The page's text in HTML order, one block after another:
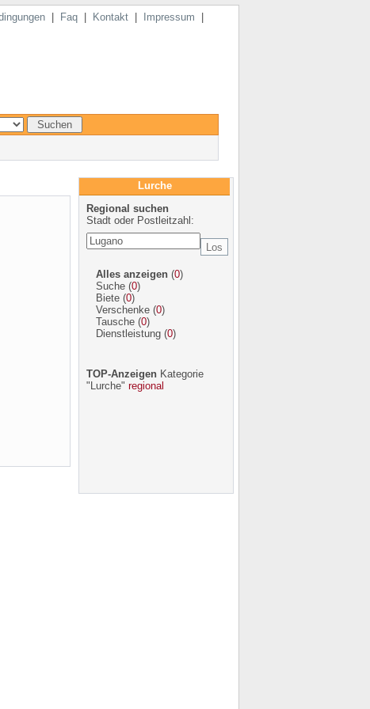
| Faq| Kontakt| Impressum
Lurche
Regional suchen
Stadt oder Postleitzahl:
Alles anzeigen(0)
Suche(0)
Biete(0)
Verschenke(0)
Tausche(0)
Dienstleistung(0)
TOP-AnzeigenKategorie
"Lurche" regional